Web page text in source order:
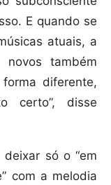
E quando se
atuais, a
também
diferente,
certo”, disse
só o “em
com a melodia